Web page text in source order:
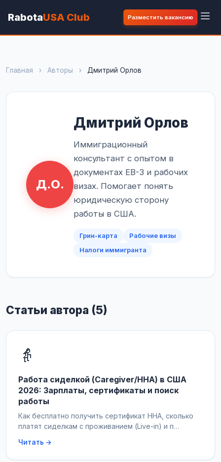
RabotaUSA Club Разместить вакансию
Главная › Авторы › Дмитрий Орлов
Д.О.
Дмитрий Орлов
Иммиграционный
консультант с опытом в
документах EB-3 и рабочих
визах. Помогает понять
юридическую сторону
работы в США.
Грин-карта
Рабочие визы
Налоги иммигранта
Статьи автора (5)
👵
Работа сиделкой (Caregiver/HHA) в США
2026: Зарплаты, сертификаты и поиск
работы
Как бесплатно получить сертификат HHA, сколько
платят сиделкам с проживанием (Live-in) и п…
Читать →